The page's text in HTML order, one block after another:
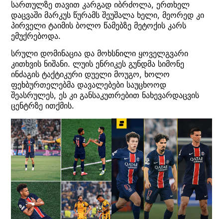
სართულზე თავით კარგად იბრძოლა, ერთხელ
დაცვაში მარკუს წურამს შეუშალა ხელი, მეორედ კი
პირველი ტაიმის ბოლო წამებზე მეტოქის კარს
ემუქრებოდა.
სრული დომინაცია და მოხსნილი ყოველგვარი
კითხვის ნიშანი. ლუის ენრიკეს გუნდმა სიმონე
ინძაგის ტაქტიკური დუელი მოუგო, ხოლო
ფეხბურთელებმა დავალებები საუცხოოდ
შეასრულეს, ეს კი განსაკუთრებით ნახევარდაცვის
ცენტრზე ითქმის.